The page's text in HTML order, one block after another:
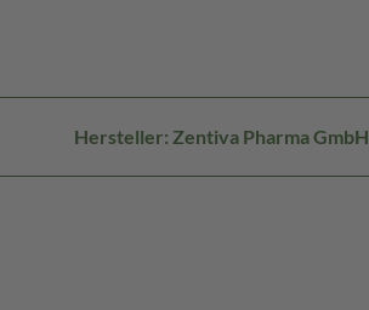
Hersteller: Zentiva Pharma GmbH